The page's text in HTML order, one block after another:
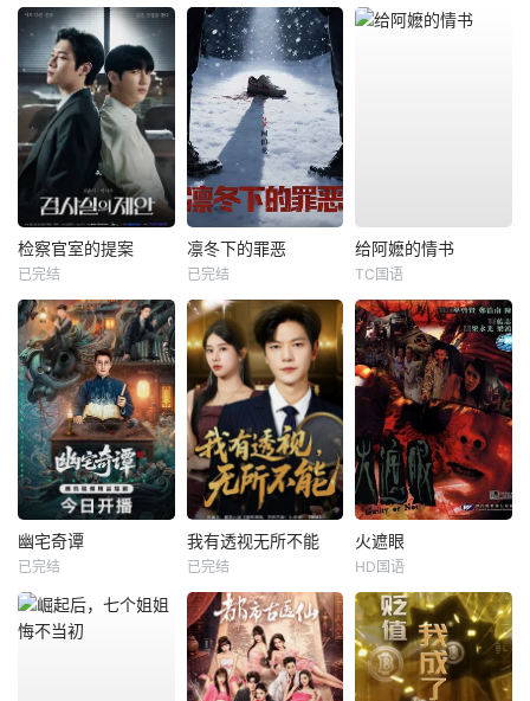
检察官室的提案
已完结
凛冬下的罪恶
已完结
给阿嬷的情书
TC国语
幽宅奇谭
已完结
我有透视无所不能
已完结
火遮眼
HD国语